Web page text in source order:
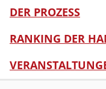
DER PROZESS
RANKING DER